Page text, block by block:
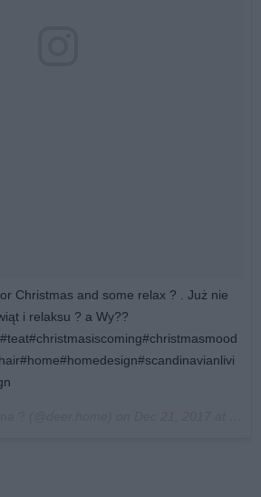
Christmas and some relax ? . Już nie
i relaksu ? a Wy??